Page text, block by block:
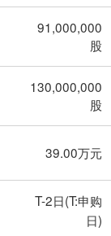
91,000,000
股
130,000,000
股
39.00万元
T-2日(T:申购
日)